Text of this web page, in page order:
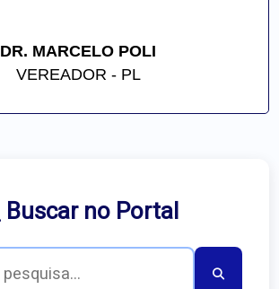
DR. MARCELO POLI
VEREADOR - PL
Buscar no Portal